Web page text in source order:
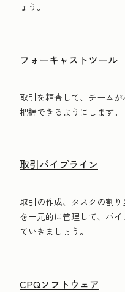
ょう。
フォーキャストツール
取引を精査して、チーム
把握できるようにします。
取引パイプライン
取引の作成、タスクの割
を一元的に管理して、パ
ていきましょう。
CPQソフトウェア